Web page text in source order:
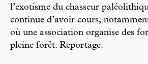
l’exotisme du chasseur
continue d’avoir cours,
où une association organise des
pleine forêt. Reportage.